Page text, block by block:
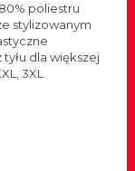
poliestru
stylizowanym
dla większej
3XL